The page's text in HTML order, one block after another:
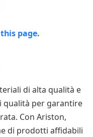
di alta qualità e
per garantire
Con Ariston,
di prodotti affidabili